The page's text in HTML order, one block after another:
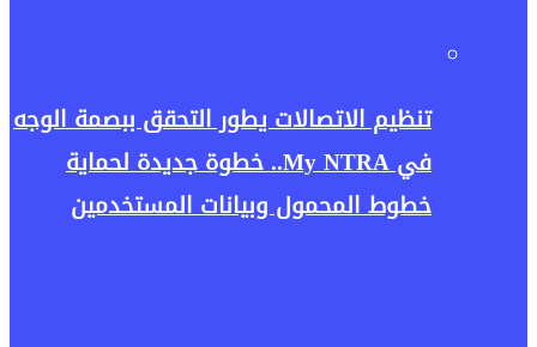
تنظيم الاتصالات يطور التحقق ببصمة الوجه
في My NTRA.. خطوة جديدة لحماية
خطوط المحمول وبيانات المستخدمين